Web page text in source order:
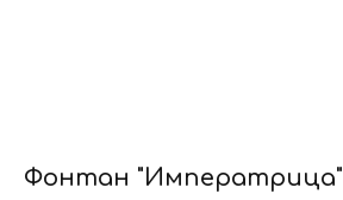
Фонтан "Императрица"